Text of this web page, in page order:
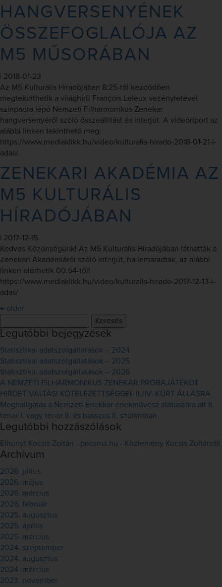
HANGVERSENYÉNEK
ÖSSZEFOGLALÓJA AZ
M5 MŰSORÁBAN
2018-01-23
Az M5 Kulturális Híradójában 8:25-től kezdődően
megtekinthetik a világhírű François Leleux vezényletével
színpadra lépő Nemzeti Filharmonikus Zenekar
hangversenyéről szóló összeállítást és interjút. A videóriport az
alábbi linken tekinthető meg:
https://www.mediaklikk.hu/video/kulturalis-hirado-2018-01-21-i-
adas/.
ZENEKARI AKADÉMIA AZ
M5 KULTURÁLIS
HÍRADÓJÁBAN
2017-12-15
Kedves Közönségünk! Az M5 Kulturális Híradójában láthatták a
Zenekari Akadémiáról szóló interjút, ha lemaradtak, az alábbi
linken elérhetik 00:54-től!
https://www.mediaklikk.hu/video/kulturalis-hirado-2017-12-13-i-
adas/
← older
Legutóbbi bejegyzések
Statisztikai adatszolgáltatások – 2024
Statisztikai adatszolgáltatások – 2025
Statisztikai adatszolgáltatások – 2026
A NEMZETI FILHARMONIKUS ZENEKAR PRÓBAJÁTÉKOT
HIRDET VÁLTÁSI KÖTELEZETTSÉGGEL II./IV. KÜRT ÁLLÁSRA
Meghallgatás a Nemzeti Énekkar énekművész státuszára alt II,
tenor I. vagy tenor II. és basszus II. szólamban
Legutóbbi hozzászólások
Elhunyt Kocsis Zoltán - pecsma.hu - Közlemény Kocsis Zoltánról
Archívum
2026. július
2026. május
2026. március
2026. február
2025. augusztus
2025. április
2025. március
2024. szeptember
2024. augusztus
2024. március
2023. november